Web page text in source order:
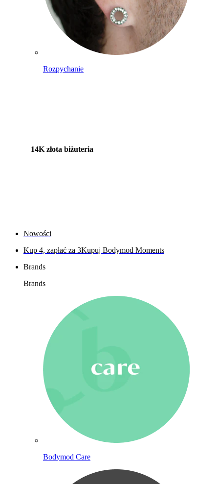
Rozpychanie
14K złota biżuteria
Nowości
Kup 4, zapłać za 3Kupuj Bodymod Moments
Brands
Brands
Bodymod Care